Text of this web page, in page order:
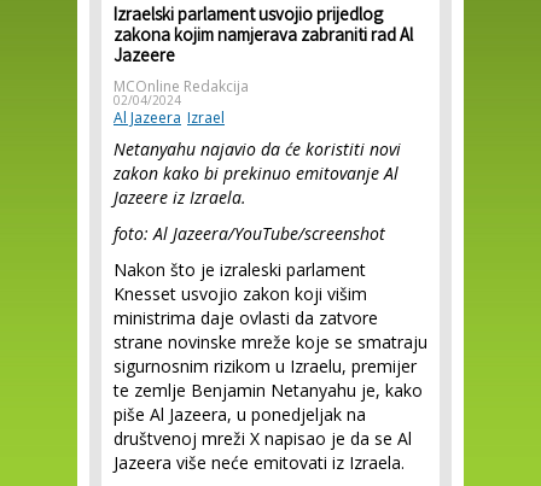
Izraelski parlament usvojio prijedlog
zakona kojim namjerava zabraniti rad Al
Jazeere
MCOnline Redakcija
02/04/2024
Al Jazeera Izrael
Netanyahu najavio da će koristiti novi
zakon kako bi prekinuo emitovanje Al
Jazeere iz Izraela.
foto: Al Jazeera/YouTube/screenshot
Nakon što je izraleski parlament
Knesset usvojio zakon koji višim
ministrima daje ovlasti da zatvore
strane novinske mreže koje se smatraju
sigurnosnim rizikom u Izraelu, premijer
te zemlje Benjamin Netanyahu je, kako
piše Al Jazeera, u ponedjeljak na
društvenoj mreži X napisao je da se Al
Jazeera više neće emitovati iz Izraela.